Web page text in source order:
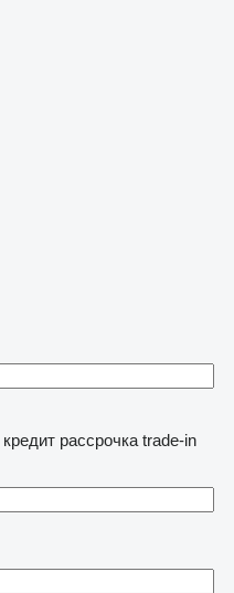
кредит рассрочка trade-in